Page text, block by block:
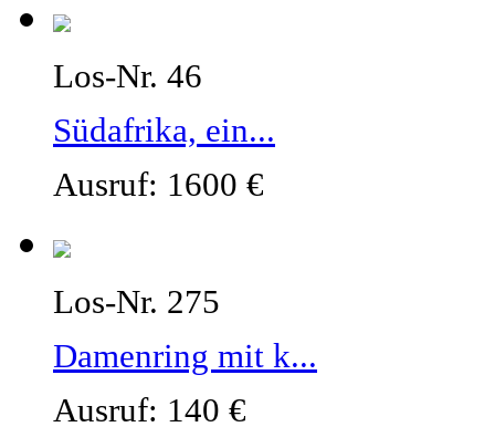
Los-Nr. 46
Südafrika, ein...
Ausruf: 1600 €
Los-Nr. 275
Damenring mit k...
Ausruf: 140 €